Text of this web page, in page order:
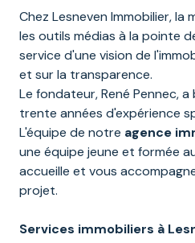
Chez Lesneven Immobilier,
les outils médias à la pointe
service d'une vision de
et sur la transparence.
Le fondateur, René Pennec,
trente années d'expérience
L'équipe de notre agence
une équipe jeune et formée
accueille et vous
projet.
Services immobiliers à